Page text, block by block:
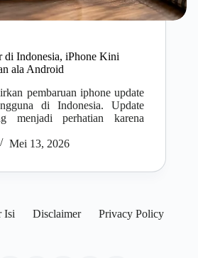
di Indonesia, iPhone Kini
ala Android
pembaruan iphone update
di Indonesia. Update
menjadi perhatian karena
Mei 13, 2026
Isi Disclaimer Privacy Policy